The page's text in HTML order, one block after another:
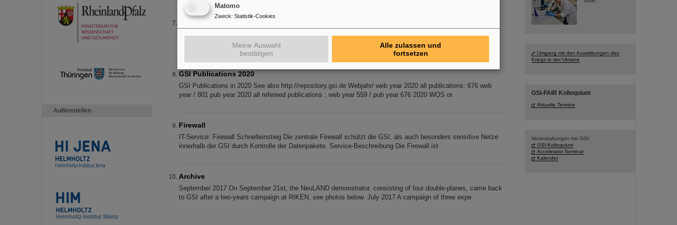
Außenstellen
Förderinstrumente für die eigene Forschungsgruppe Die Tabelle zeigt die unterschiedlichen Förderinstrumente
zum Aufbau einer eigenen Forschungsgruppe.
GSI Publications 2020
GSI Publications in 2020 See also http://repository.gsi.de Webjahr/ web year 2020 all publications: 676 web
year / 801 pub year 2020 all refereed publications : web year 559 / pub year 676 2020 WOS or
Firewall
IT-Service: Firewall Schnelleinstieg Die zentrale Firewall schützt die GSI, als auch besonders sensitive Netze
innerhalb der GSI durch Kontrolle der Datenpakete. Service-Beschreibung Die Firewall ist
Archive
September 2017 On September 21st, the NeuLAND demonstrator, consisting of four double-planes, came back
to GSI after a two-years campaign at RIKEN, see photos below. July 2017 A campaign of three expe
Umgang mit den Auswirkungen des
Kriegs in der Ukraine
GSI-FAIR Kolloquium
Aktuelle Termine
Veranstaltungen bei GSI:
GSI-Kolloquium
Accelerator Seminar
Kalender
Matomo
Zweck: Statistik-Cookies
Meine Auswahl
bestätigen
Alle zulassen und
fortsetzen